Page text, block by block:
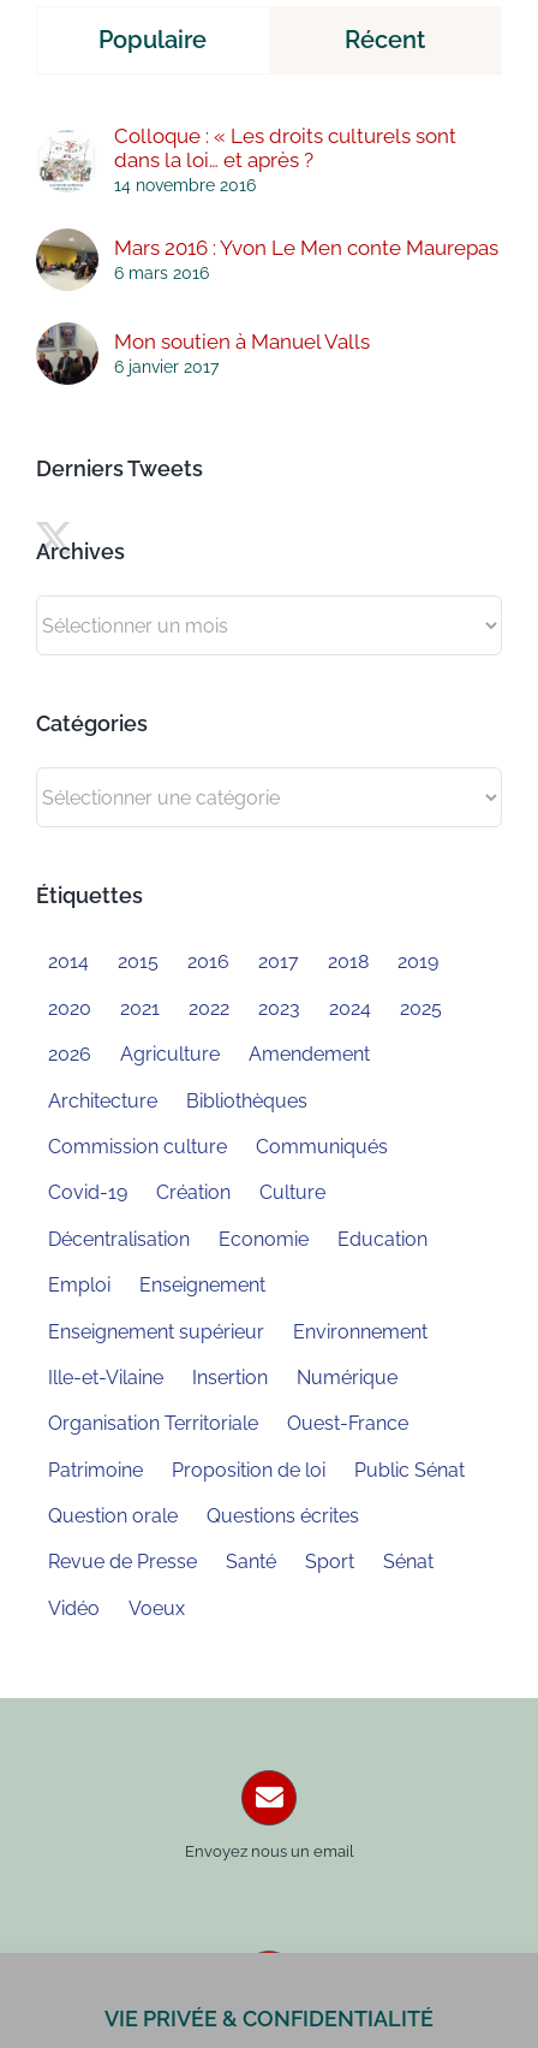
Populaire Récent
Colloque : « Les droits culturels sont
dans la loi… et après ?
14 novembre 2016
Mars 2016 : Yvon Le Men conte Maurepas
6 mars 2016
Mon soutien à Manuel Valls
6 janvier 2017
Derniers Tweets
Archives
Catégories
Étiquettes
2014 2015 2016 2017 2018 2019
2020 2021 2022 2023 2024 2025
2026 Agriculture Amendement
Architecture Bibliothèques
Commission culture Communiqués
Covid-19 Création Culture
Décentralisation Economie Education
Emploi Enseignement
Enseignement supérieur Environnement
Ille-et-Vilaine Insertion Numérique
Organisation Territoriale Ouest-France
Patrimoine Proposition de loi Public Sénat
Question orale Questions écrites
Revue de Presse Santé Sport Sénat
Vidéo Voeux
Envoyez nous un email
Paris : 01 42 34 14 59
VIE PRIVÉE & CONFIDENTIALITÉ